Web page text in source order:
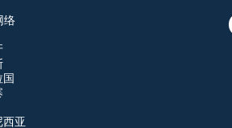
络
西亚